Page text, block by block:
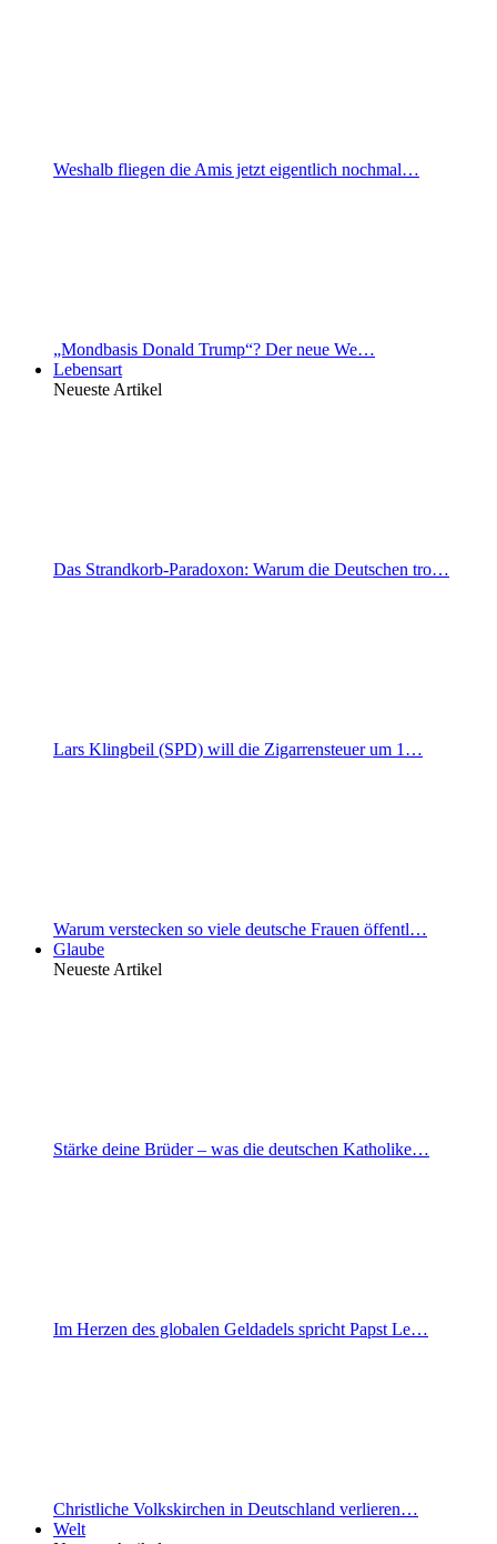
Weshalb fliegen die Amis jetzt eigentlich nochmal…
„Mondbasis Donald Trump“? Der neue We…
Lebensart
Neueste Artikel
Das Strandkorb-Paradoxon: Warum die Deutschen tro…
Lars Klingbeil (SPD) will die Zigarrensteuer um 1…
Warum verstecken so viele deutsche Frauen öffentl…
Glaube
Neueste Artikel
Stärke deine Brüder – was die deutschen Katholike…
Im Herzen des globalen Geldadels spricht Papst Le…
Christliche Volkskirchen in Deutschland verlieren…
Welt